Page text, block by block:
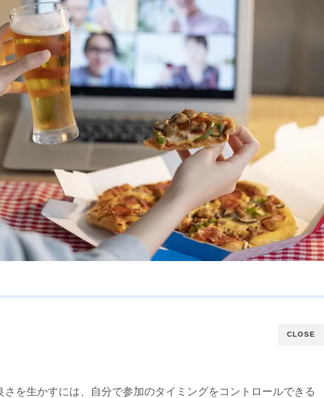
CLOSE
さを生かすには、自分で参加のタイミングをコントロールできる